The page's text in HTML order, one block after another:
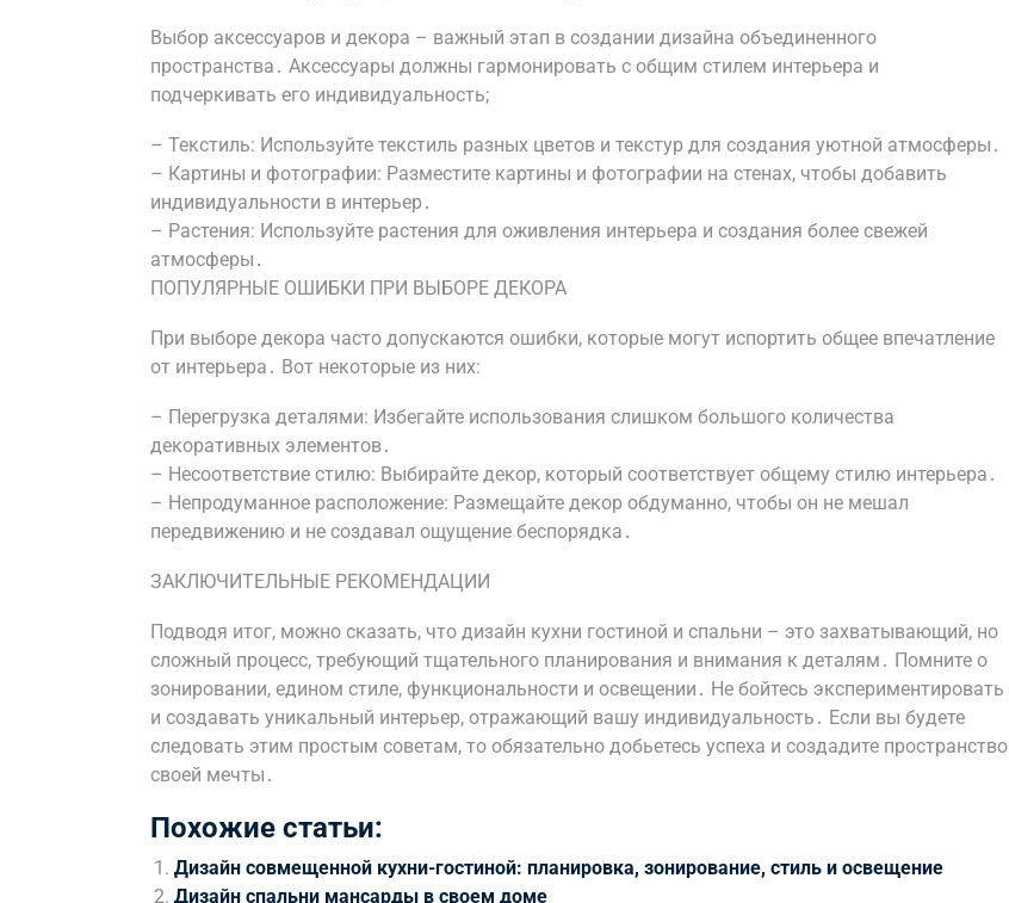
Выбор аксессуаров и декора – важный этап в создании дизайна объединенного
пространства․ Аксессуары должны гармонировать с общим стилем интерьера и
подчеркивать его индивидуальность;
– Текстиль: Используйте текстиль разных цветов и текстур для создания уютной атмосферы․
– Картины и фотографии: Разместите картины и фотографии на стенах, чтобы добавить
индивидуальности в интерьер․
– Растения: Используйте растения для оживления интерьера и создания более свежей
атмосферы․
ПОПУЛЯРНЫЕ ОШИБКИ ПРИ ВЫБОРЕ ДЕКОРА
При выборе декора часто допускаются ошибки, которые могут испортить общее впечатление
от интерьера․ Вот некоторые из них:
– Перегрузка деталями: Избегайте использования слишком большого количества
декоративных элементов․
– Несоответствие стилю: Выбирайте декор, который соответствует общему стилю интерьера․
– Непродуманное расположение: Размещайте декор обдуманно, чтобы он не мешал
передвижению и не создавал ощущение беспорядка․
ЗАКЛЮЧИТЕЛЬНЫЕ РЕКОМЕНДАЦИИ
Подводя итог, можно сказать, что дизайн кухни гостиной и спальни – это захватывающий, но
сложный процесс, требующий тщательного планирования и внимания к деталям․ Помните о
зонировании, едином стиле, функциональности и освещении․ Не бойтесь экспериментировать
и создавать уникальный интерьер, отражающий вашу индивидуальность․ Если вы будете
следовать этим простым советам, то обязательно добьетесь успеха и создадите пространство
своей мечты․
Похожие статьи:
Дизайн совмещенной кухни-гостиной: планировка, зонирование, стиль и освещение
Дизайн спальни мансарды в своем доме